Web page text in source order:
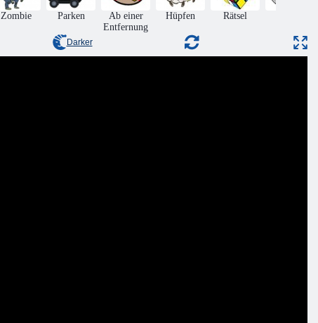
Ziegelsturm Zeilen Tiere Pinball im Zoo
Zombie Parken
Ab einer
Entfernung
Hüpfen Rätsel
Darker